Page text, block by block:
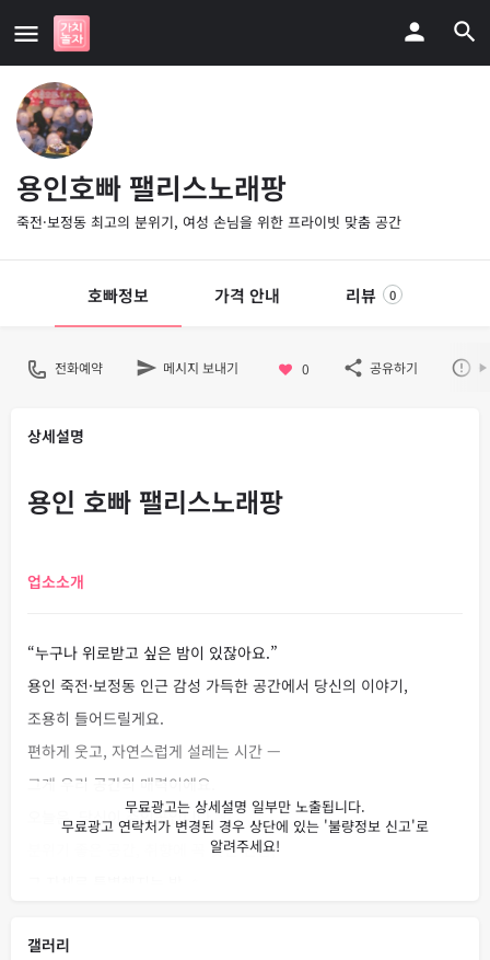
용인호빠 팰리스노래팡
죽전·보정동 최고의 분위기, 여성 손님을 위한 프라이빗 맞춤 공간
호빠정보 가격 안내 리뷰 0
전화예약 메시지 보내기 0 공유하기
상세설명
용인 호빠 팰리스노래팡
업소소개
“누구나 위로받고 싶은 밤이 있잖아요.”
용인 죽전·보정동 인근 감성 가득한 공간에서 당신의 이야기,
조용히 들어드릴게요.
편하게 웃고, 자연스럽게 설레는 시간 —
그게 우리 공간의 매력이에요.
오늘은, 당신이 주인공입니다. ✨
분위기 좋은 공간, 취향에 꼭 맞는 만남,
여성 손님을 위한 프라이빗 맞춤 공간.
갤러리